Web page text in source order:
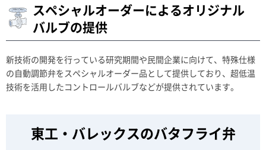
スペシャルオーダーによるオリジナル
バルブの提供
新技術の開発を行っている研究期間や民間企業に向けて、特殊仕様
の自動調節弁をスペシャルオーダー品として提供しており、超低温
技術を活用したコントロールバルブなどが提供されています。
東工・バレックスのバタフライ弁